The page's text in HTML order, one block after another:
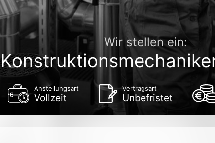
Wir stellen ein:
Anstellungsart
Vollzeit
Vertragsart
Unbefristet